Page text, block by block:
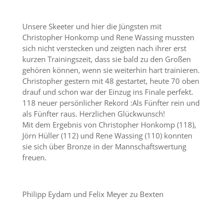
Unsere Skeeter und hier die Jüngsten mit
Christopher Honkomp und Rene Wassing mussten
sich nicht verstecken und zeigten nach ihrer erst
kurzen Trainingszeit, dass sie bald zu den Großen
gehören können, wenn sie weiterhin hart trainieren.
Christopher gestern mit 48 gestartet, heute 70 oben
drauf und schon war der Einzug ins Finale perfekt.
118 neuer persönlicher Rekord :Als Fünfter rein und
als Fünfter raus. Herzlichen Glückwunsch!
Mit dem Ergebnis von Christopher Honkomp (118),
Jörn Hüller (112) und Rene Wassing (110) konnten
sie sich über Bronze in der Mannschaftswertung
freuen.
Philipp Eydam und Felix Meyer zu Bexten